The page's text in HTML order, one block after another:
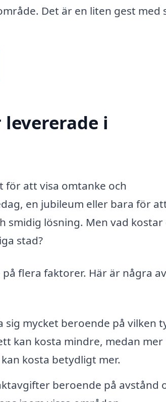
Det är en liten gest med
i
för att visa omtanke och
en jubileum eller bara för
smidig lösning. Men vad kostar
stad?
flera faktorer. Här är några
sig mycket beroende på vilken
kan kosta mindre, medan mer
kosta betydligt mer.
beroende på avstånd